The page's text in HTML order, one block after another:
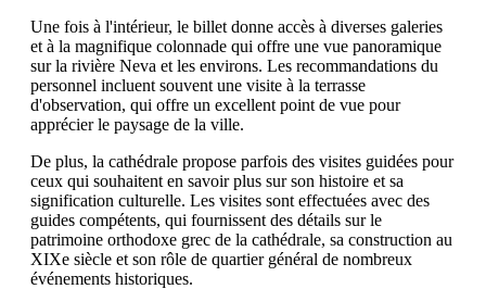
Une fois à l'intérieur, le billet donne accès à diverses galeries
et à la magnifique colonnade qui offre une vue panoramique
sur la rivière Neva et les environs. Les recommandations du
personnel incluent souvent une visite à la terrasse
d'observation, qui offre un excellent point de vue pour
apprécier le paysage de la ville.
De plus, la cathédrale propose parfois des visites guidées pour
ceux qui souhaitent en savoir plus sur son histoire et sa
signification culturelle. Les visites sont effectuées avec des
guides compétents, qui fournissent des détails sur le
patrimoine orthodoxe grec de la cathédrale, sa construction au
XIXe siècle et son rôle de quartier général de nombreux
événements historiques.